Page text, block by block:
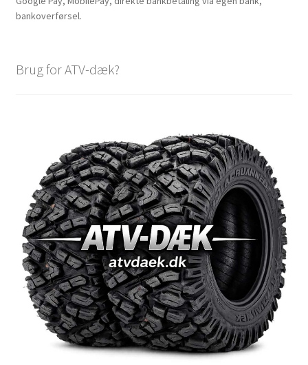
bankoverførsel.
Brug for ATV-dæk?